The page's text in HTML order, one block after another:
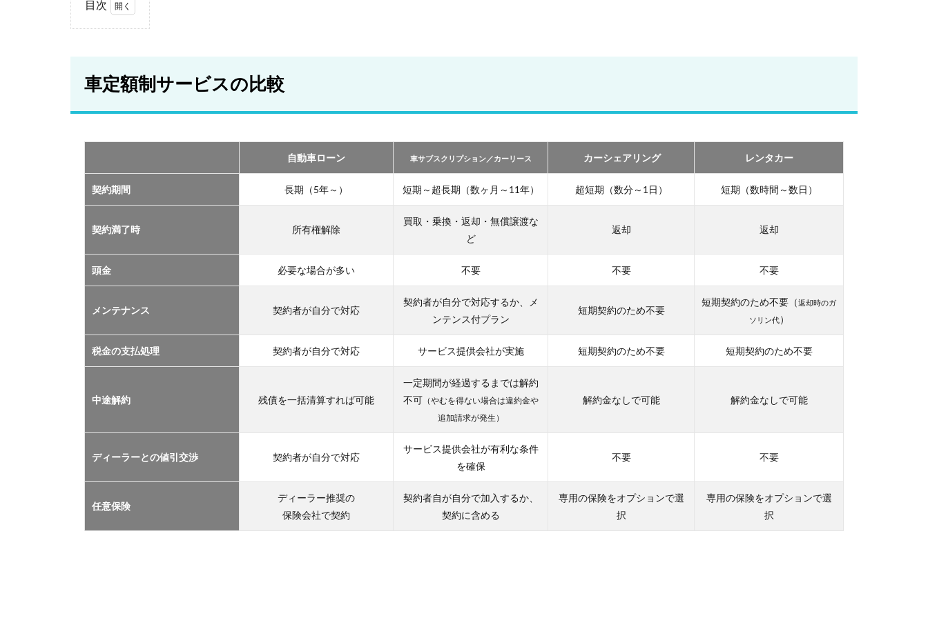
目次
制
ー
ス
比
較
2
おす
の定
額制
サー
TOP
2.1
車サ
クリ
マイ
カー
ス
2.3
車定額制サービスの比較
自動車ローン 車サブスクリプション／カーリース カーシェアリング レンタカー
契約期間 長期（5年～） 短期～超長期（数ヶ月～11年） 超短期（数分～1日） 短期（数時間～数日）
契約満了時 所有権解除
買取・乗換・返却・無償譲渡な
ど
返却 返却
頭金 必要な場合が多い 不要 不要 不要
メンテナンス 契約者が自分で対応
契約者が自分で対応するか、メ
ンテンス付プラン
短期契約のため不要
短期契約のため不要（返却時のガ
ソリン代）
税金の支払処理 契約者が自分で対応 サービス提供会社が実施 短期契約のため不要 短期契約のため不要
中途解約 残債を一括清算すれば可能
一定期間が経過するまでは解約
不可（やむを得ない場合は違約金や
追加請求が発生）
解約金なしで可能 解約金なしで可能
ディーラーとの値引交渉 契約者が自分で対応
サービス提供会社が有利な条件
を確保
不要 不要
任意保険
ディーラー推奨の
保険会社で契約
契約者自が自分で加入するか、
契約に含める
専用の保険をオプションで選
択
専用の保険をオプションで選
択